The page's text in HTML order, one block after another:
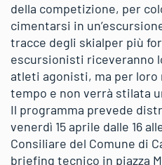
della competizione, per
cimentarsi in
tracce degli skialper più
escursionisti riceveranno
atleti agonisti, ma per loro
tempo e non verrà stilata
Il programma prevede
venerdì 15 aprile dalle 16
Consiliare del Comune di
briefing tecnico in piazza